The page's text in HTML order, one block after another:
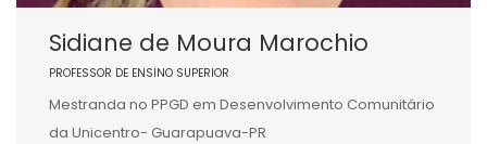
Sidiane de Moura Marochio
PROFESSOR DE ENSINO SUPERIOR
Mestranda no PPGD em Desenvolvimento Comunitário
da Unicentro- Guarapuava-PR